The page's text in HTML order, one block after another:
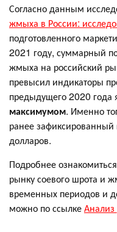
Согласно данным
жмыха в России:
подготовленного
2021 году, суммарный
жмыха на российский
превысил индикаторы
предыдущего 2020 года
максимумом. Именно
ранее
долларов.
Подробнее
рынку соевого шрота и
временных периодов и
можно по ссылке